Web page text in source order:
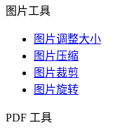
图片工具
图片调整大小
图片压缩
图片裁剪
图片旋转
PDF 工具